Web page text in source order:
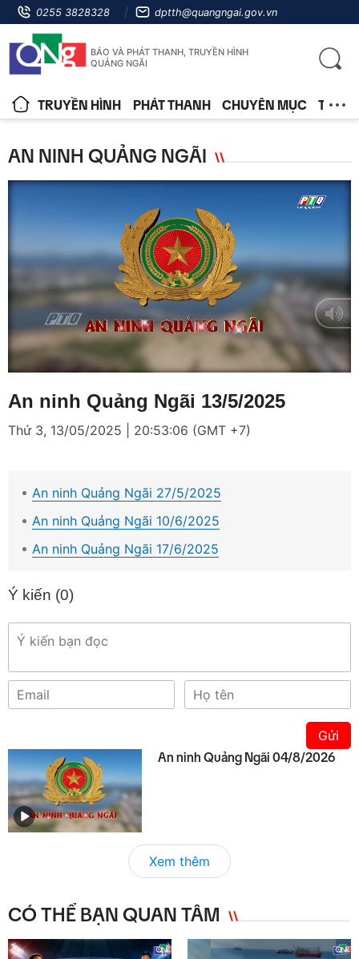
0255 3828328 dptth@quangngai.gov.vn
BÁO VÀ PHÁT THANH, TRUYỀN HÌNH
QUẢNG NGÃI
TRUYỀN HÌNH PHÁT THANH CHUYÊN MỤC TIN
AN NINH QUẢNG NGÃI
Mute
:
4.02%
An ninh Quảng Ngãi 13/5/2025
Thứ 3, 13/05/2025 | 20:53:06 (GMT +7)
An ninh Quảng Ngãi 27/5/2025
An ninh Quảng Ngãi 10/6/2025
An ninh Quảng Ngãi 17/6/2025
Ý kiến (0)
Gửi
An ninh Quảng Ngãi 04/8/2026
Xem thêm
CÓ THỂ BẠN QUAN TÂM